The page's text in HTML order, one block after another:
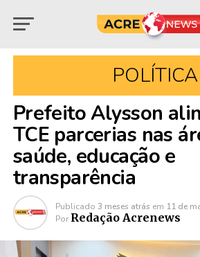
POLÍTICA
Prefeito Alysson
TCE parcerias nas
saúde, educação e
transparência
Publicado 3 meses atrás em 11 de
Por Redação Acrenews